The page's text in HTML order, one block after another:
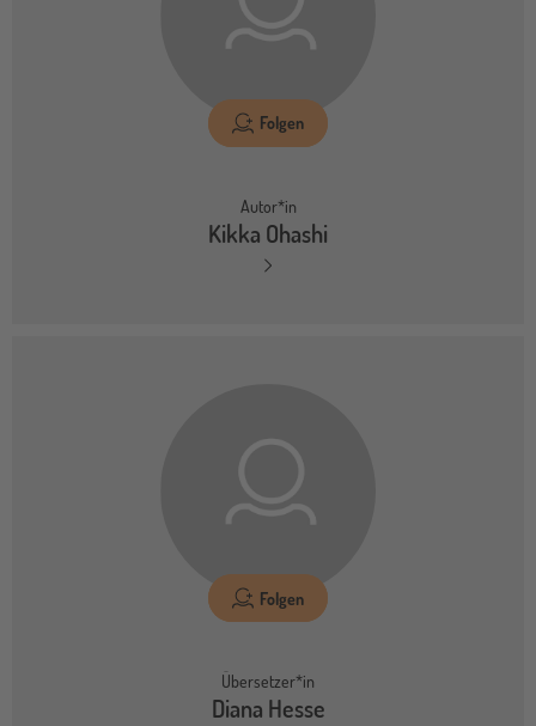
Folgen
Autor*in
Kikka Ohashi
Folgen
Übersetzer*in
Diana Hesse